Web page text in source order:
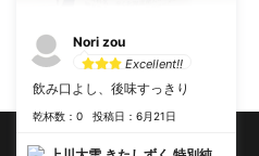
Nori zou
Excellent!!
飲み口よし、後味すっきり
乾杯数：0 投稿日：6月21日